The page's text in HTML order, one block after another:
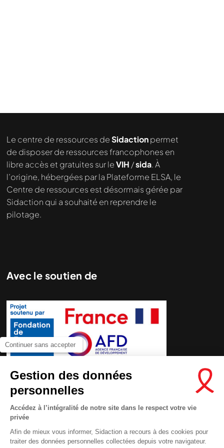
Continuer sans accepter
Gestion des données
personnelles
Accédez à l’intégralité de notre site dans le respect votre vie
privée
Afin de mieux vous informer, Sidaction a recours à des cookies pour
traiter des données personnelles collectées depuis votre navigateur.
Le centre de ressources deSidactionpermet
de disposer de ressources francophones en
libre accès et gratuites sur leVIH /sida. À
l’origine, hébergées par la Plateforme ELSA, le
Centre de ressources est désormais gérée par
Sidaction qui a souhaité en reprendre le
pilotage.
Avec le soutien de